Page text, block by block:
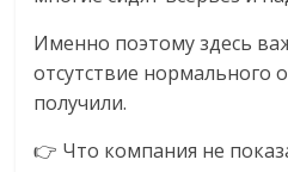
Именно поэтому здесь
отсутствие нормального
получили.
👉 Что компания не